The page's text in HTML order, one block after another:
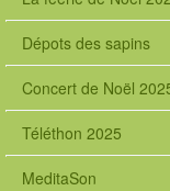
Dépots des sapins
Concert de Noël
Téléthon 2025
MeditaSon